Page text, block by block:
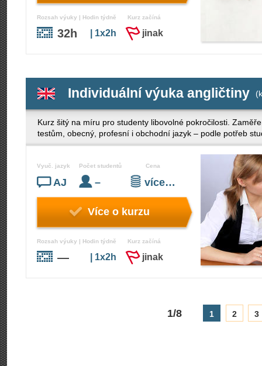
Rozsah výuky | Hodin týdně
32h | 1x2h
Kurz začíná
jinak
Individuální výuka angličtiny
Kurz šitý na míru pro studenty libovolné pokročilosti.
testům, obecný, profesní i obchodní jazyk – podle potřeb
Vyuč. jazyk
AJ
Počet studentů
–
Cena
více…
Více o kurzu
Rozsah výuky | Hodin týdně
— | 1x2h
Kurz začíná
jinak
1/8 1 2 3